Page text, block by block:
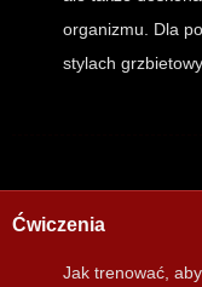
organizmu. Dla
stylach
Ćwiczenia
Jak trenować,